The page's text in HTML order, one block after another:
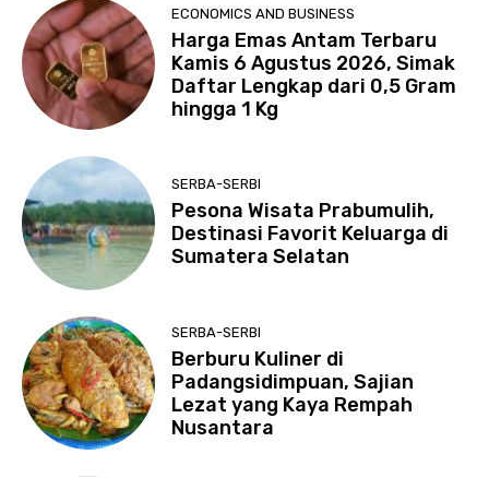
ECONOMICS AND BUSINESS
Harga Emas Antam Terbaru
Kamis 6 Agustus 2026, Simak
Daftar Lengkap dari 0,5 Gram
hingga 1 Kg
SERBA-SERBI
Pesona Wisata Prabumulih,
Destinasi Favorit Keluarga di
Sumatera Selatan
SERBA-SERBI
Berburu Kuliner di
Padangsidimpuan, Sajian
Lezat yang Kaya Rempah
Nusantara